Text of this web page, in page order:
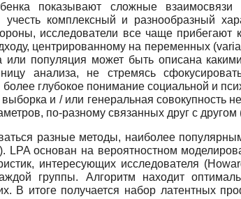
показывают сложные
комплексный и разнообразный
исследователи все чаще прибегают
центрированному на переменных (
или популяция может быть описана
анализа, не стремясь
глубокое понимание социальной и
и / или генеральная совокупность
по-разному связанных друг с другом
разные методы, наиболее
LPA основан на вероятностном
интересующих исследователя (
группы. Алгоритм находит
В итоге получается набор латентных